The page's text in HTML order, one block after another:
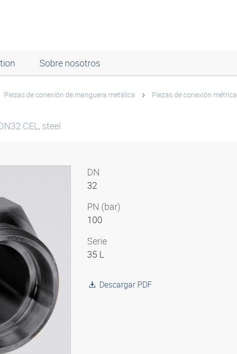
Sobre nosotros
Piezas de conexión de manguera metálica Piezas de conexión métrica
CEL, steel
DN
32
PN (bar)
100
Serie
35 L
Descargar PDF